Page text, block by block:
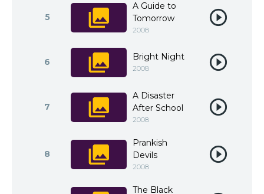
5
A Guide to
Tomorrow
2008
6 Bright Night
2008
7
A Disaster
After School
2008
8
Prankish
Devils
2008
The Black